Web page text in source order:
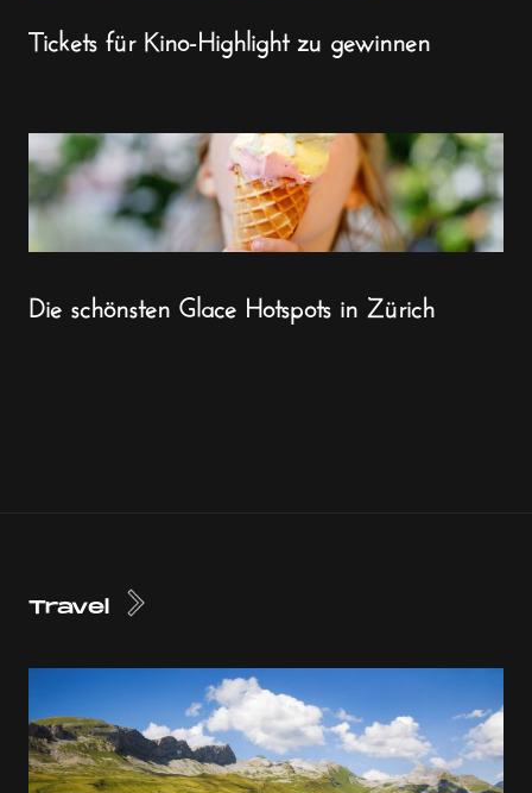
Tickets für Kino-Highlight zu gewinnen
Die schönsten Glace Hotspots in Zürich
Travel